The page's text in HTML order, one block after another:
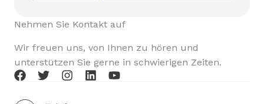
Nehmen Sie Kontakt auf
Wir freuen uns, von Ihnen zu hören und
unterstützen Sie gerne in schwierigen Zeiten.